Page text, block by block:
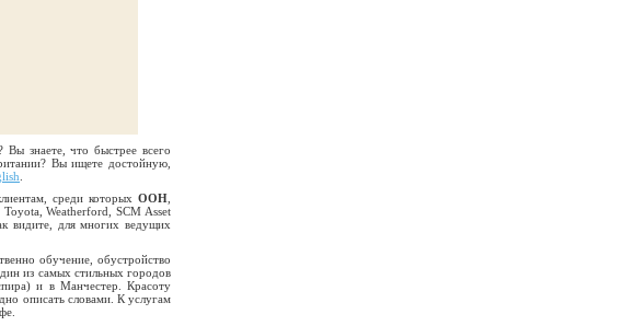
Вы знаете, что быстрее всего
? Вы ищете достойную,
среди которых ООН
Weatherford, SCM Asset
видите, для многих ведущих
обучение, обустройство
из самых стильных городов
и в Манчестер. Красоту
описать словами. К услугам